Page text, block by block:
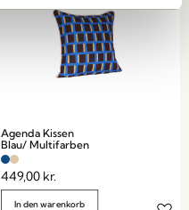
Agenda Kissen
Blau/ Multifarben
449,00 kr.
In den warenkorb